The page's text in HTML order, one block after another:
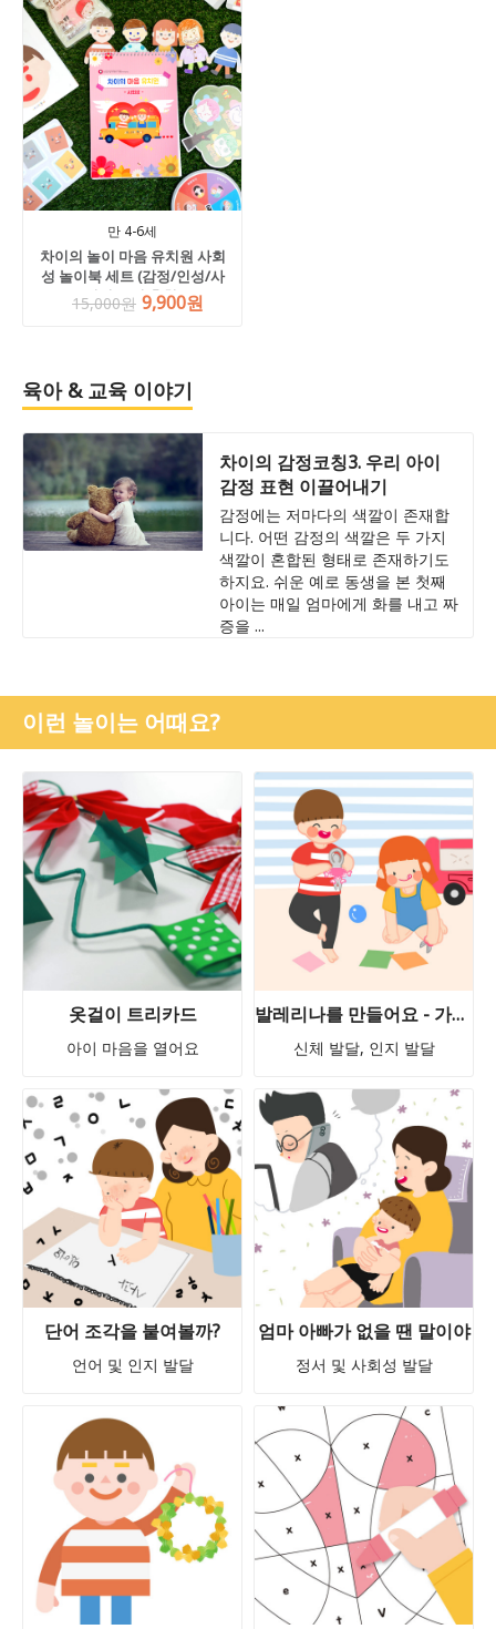
만 4-6세
차이의 놀이 마음 유치원 사회
성 놀이북 세트 (감정/인성/사
회성 도서 추천)
15,000원 9,900원
육아 & 교육 이야기
차이의 감정코칭3. 우리 아이
감정 표현 이끌어내기
감정에는 저마다의 색깔이 존재합
니다. 어떤 감정의 색깔은 두 가지
색깔이 혼합된 형태로 존재하기도
하지요. 쉬운 예로 동생을 본 첫째
아이는 매일 엄마에게 화를 내고 짜
증을 ...
이런 놀이는 어때요?
옷걸이 트리카드
아이 마음을 열어요
발레리나를 만들어요 - 가위 오리기 무료 활동지 즉시 다운로드!
신체 발달, 인지 발달
단어 조각을 붙여볼까?
언어 및 인지 발달
엄마 아빠가 없을 땐 말이야
정서 및 사회성 발달